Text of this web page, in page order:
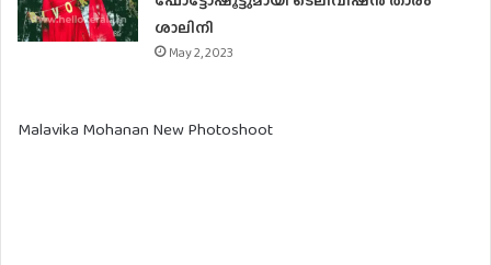
ശാലിനി
May 2, 2023
Malavika Mohanan New Photoshoot